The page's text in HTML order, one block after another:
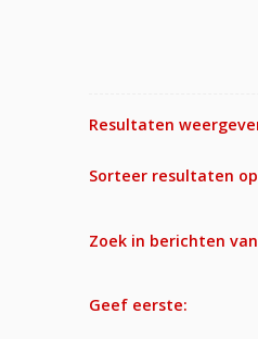
Resultaten
Sorteer resultaten
Zoek in berichten
Geef eerste: